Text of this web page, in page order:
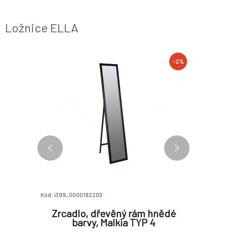
Ložnice ELLA
-2%
Kód: i399_0000192203
Zrcadlo, dřevěný rám hnědé
barvy, Malkia TYP 4